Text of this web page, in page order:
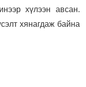
хүлээн авсан.
хянагдаж байна